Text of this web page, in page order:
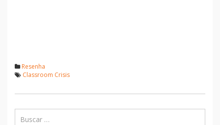
Resenha
Classroom Crisis